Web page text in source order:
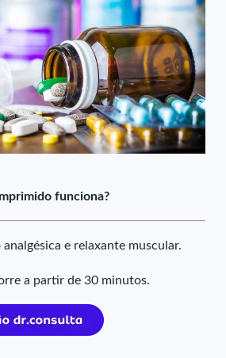
funciona?
e relaxante muscular.
a partir de 30 minutos.